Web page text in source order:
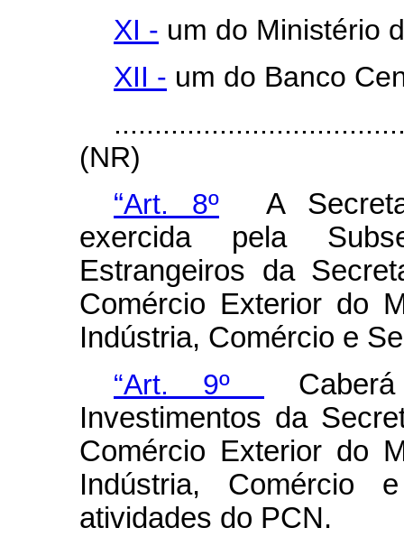
XI - um do Ministério
XII - um do Banco
(NR)
“Art. 8º A
exercida pela
Estrangeiros da
Comércio Exterior do
Indústria, Comércio e
“Art. 9º
Investimentos da
Comércio Exterior do
Indústria, Comércio
atividades do PCN.